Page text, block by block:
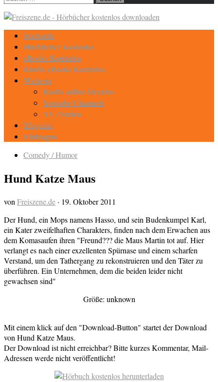
Startseite
Hörbücher Kostenlos
eBooks Kostenlos
Kindle eBooks Kostenlos
Weiteres
Radio online Streams
Youtube Channels
TV / Serien
Magazin
Eintragen
Comedy / Humor
Hund Katze Maus
von Freiszene.de · 19. Oktober 2011
Der Hund, ein Mops namens Hasso, und sein Budenkumpel Karl,
ein Kater zweifelhaften Charakters, finden nach dem Erwachen aus
dem Komasaufen ihren "Freund??? die Maus Martin tot auf. Hier
verlangt es nach einer exzellenten Spürnase und einem scharfen
Verstand, um den Tathergang zu rekonstruieren und den Täter zu
überführen. Ein Unternehmen, dem die beiden leider nicht
gewachsen sind"
Größe: unknown
Mit einem klick auf den "Download-Button" startet der Download
von Hund Katze Maus.
Der Download ist nicht erreichbar? Bitte kurzes Kommentar, Mail-
Adressen werde nicht veröffentlicht!